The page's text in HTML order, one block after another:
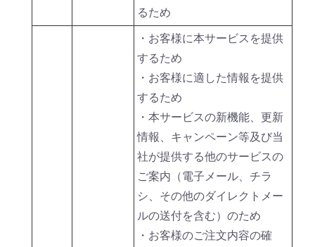
るため
・お客様に本サービスを提供
するため
・お客様に適した情報を提供
するため
・本サービスの新機能、更新
情報、キャンペーン等及び当
社が提供する他のサービスの
ご案内（電子メール、チラ
シ、その他のダイレクトメー
ルの送付を含む）のため
・お客様のご注文内容の確